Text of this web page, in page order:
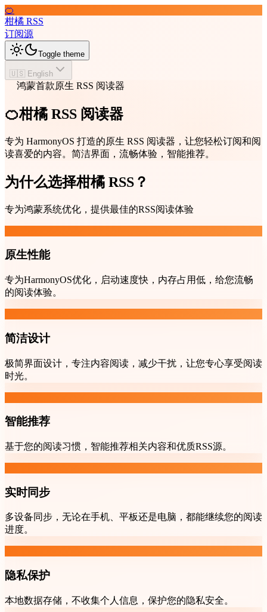
🍊
柑橘 RSS
订阅源
Toggle theme
🇺🇸 English
鸿蒙首款原生 RSS 阅读器
🍊柑橘 RSS 阅读器
专为 HarmonyOS 打造的原生 RSS 阅读器，让您轻松订阅和阅
读喜爱的内容。简洁界面，流畅体验，智能推荐。
为什么选择柑橘 RSS？
专为鸿蒙系统优化，提供最佳的RSS阅读体验
原生性能
专为HarmonyOS优化，启动速度快，内存占用低，给您流畅
的阅读体验。
简洁设计
极简界面设计，专注内容阅读，减少干扰，让您专心享受阅读
时光。
智能推荐
基于您的阅读习惯，智能推荐相关内容和优质RSS源。
实时同步
多设备同步，无论在手机、平板还是电脑，都能继续您的阅读
进度。
隐私保护
本地数据存储，不收集个人信息，保护您的隐私安全。